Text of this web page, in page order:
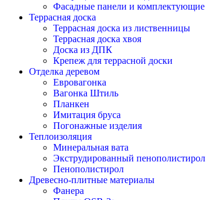
Фасадные панели и комплектующие
Террасная доска
Террасная доска из лиственницы
Террасная доска хвоя
Доска из ДПК
Крепеж для террасной доски
Отделка деревом
Евровагонка
Вагонка Штиль
Планкен
Имитация бруса
Погонажные изделия
Теплоизоляция
Минеральная вата
Экструдированный пенополистирол
Пенополистирол
Древесно-плитные материалы
Фанера